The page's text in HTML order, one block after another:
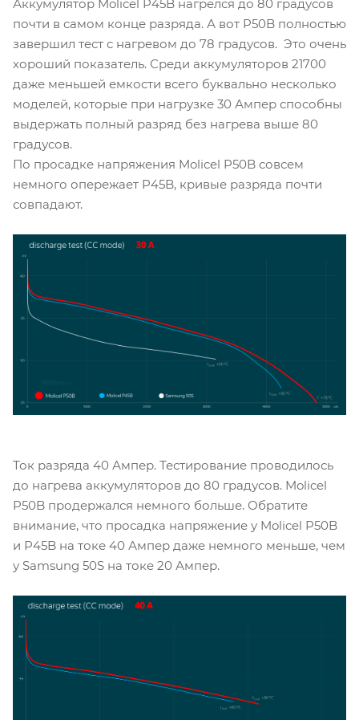
Аккумулятор Molicel P45B нагрелся до 80 градусов
почти в самом конце разряда. А вот P50B полностью
завершил тест с нагревом до 78 градусов. Это очень
хороший показатель. Среди аккумуляторов 21700
даже меньшей емкости всего буквально несколько
моделей, которые при нагрузке 30 Ампер способны
выдержать полный разряд без нагрева выше 80
градусов.
По просадке напряжения Molicel P50B совсем
немного опережает P45B, кривые разряда почти
совпадают.
Ток разряда 40 Ампер. Тестирование проводилось
до нагрева аккумуляторов до 80 градусов. Molicel
P50B продержался немного больше. Обратите
внимание, что просадка напряжение у Molicel P50B
и P45B на токе 40 Ампер даже немного меньше, чем
у Samsung 50S на токе 20 Ампер.